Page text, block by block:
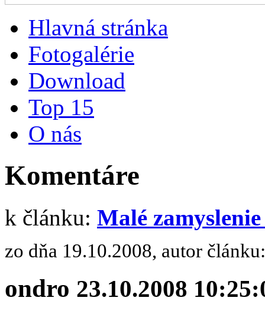
Hlavná stránka
Fotogalérie
Download
Top 15
O nás
Komentáre
k článku: Malé
zo dňa 19.10.2008, autor
ondro 23.10.2008